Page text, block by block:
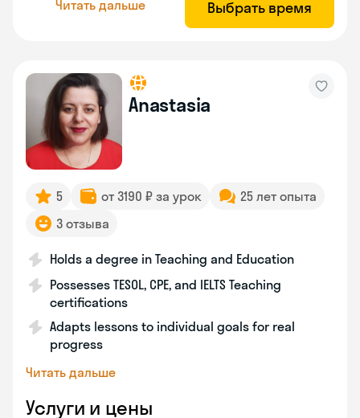
Читать дальше Выбрать время
Anastasia
5 от 3190 ₽ за урок
25 лет опыта
3 отзыва
Holds a degree in Teaching and Education
Possesses TESOL, CPE, and IELTS Teaching
certifications
Adapts lessons to individual goals for real
progress
Читать дальше
Услуги и цены